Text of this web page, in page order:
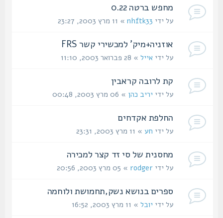
מחפש ברטה 0.22
על ידיnhftk33» 11 מרץ 2003, 23:27
אוזניה+מיק' למכשירי קשר FRS
על ידיאייל » 28 פברואר 2003, 11:10
קת לרובה קראבין
על ידייריב כהן» 06 מרץ 2003, 00:48
החלפת אקדחים
על ידיחע» 11 מרץ 2003, 23:31
מחסנית של סי זד קצר למכירה
על ידיrodger» 05 מרץ 2003, 20:56
ספרים בנושא נשק,תחמושת ולוחמה
על ידייובל » 11 מרץ 2003, 16:52